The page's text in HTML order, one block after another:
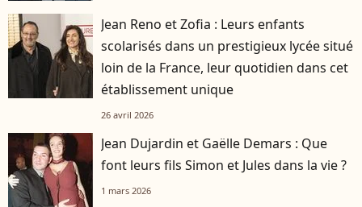
Jean Reno et Zofia : Leurs enfants
scolarisés dans un prestigieux lycée situé
loin de la France, leur quotidien dans cet
établissement unique
26 avril 2026
Jean Dujardin et Gaëlle Demars : Que
font leurs fils Simon et Jules dans la vie ?
1 mars 2026